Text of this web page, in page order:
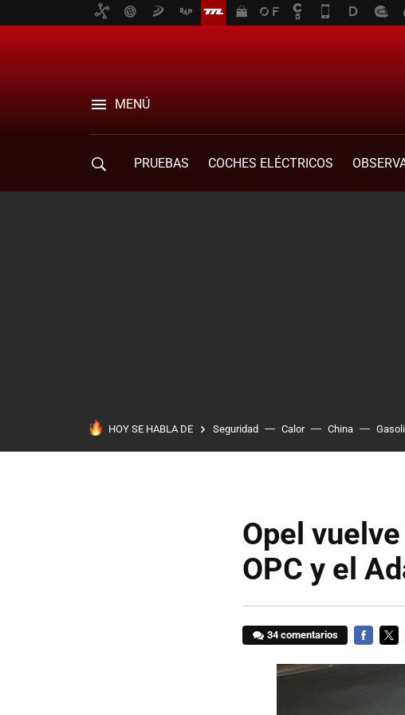
MENÚ
PRUEBAS COCHES ELÉCTRICOS
HOY SE HABLA DE Seguridad Calor China
Opel
OPC y el
34 comentarios